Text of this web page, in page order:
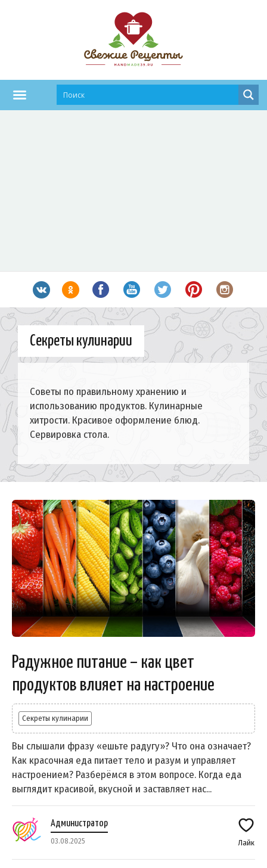
Секреты кулинарии
Советы по правильному хранению и
использованию продуктов. Кулинарные
хитрости. Красивое оформление блюд.
Сервировка стола.
Радужное питание – как цвет
продуктов влияет на настроение
Секреты кулинарии
Вы слышали фразу «ешьте радугу»? Что она означает?
Как красочная еда питает тело и разум и управляет
настроением? Разберёмся в этом вопросе. Когда еда
выглядит красивой, вкусной и заставляет нас...
Администратор
03.08.2025 Лайк